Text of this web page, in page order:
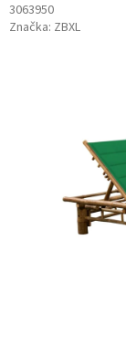
3063950
Značka: ZBXL